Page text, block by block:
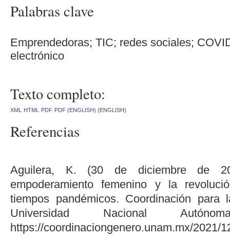
Palabras clave
Emprendedoras; TIC; redes sociales;
electrónico
Texto completo:
XML HTML PDF PDF (ENGLISH) (ENGLISH)
Referencias
Aguilera, K. (30 de diciembre de
empoderamiento femenino y la
tiempos pandémicos. Coordinación para
Universidad Nacional
https://coordinaciongenero.unam.mx/2021/